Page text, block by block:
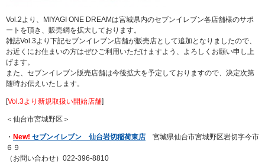
Vol.2より、MIYAGI ONE DREAMは宮城県内のセブンイレブン各店舗様のサポ
ートを頂き、販売網を拡大しております。
雑誌Vol.3より下記セブンイレブン店舗が販売店として追加となりましたので、
お近くにお住まいの方はぜひご利用いただけますよう、よろしくお願い申し上
げます。
また、セブンイレブン販売店舗は今後拡大を予定しておりますので、決定次第
随時お伝えいたします。
[Vol.3より新規取扱い開始店舗]
＜仙台市宮城野区＞
・ New! セブンイレブン 仙台岩切稲荷東店 宮城県仙台市宮城野区岩切字今市
６９
（お問い合わせ）022-396-8810